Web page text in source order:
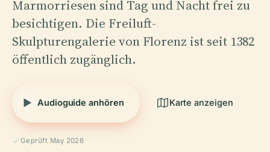
Marmorriesen sind Tag und Nacht frei zu
besichtigen. Die Freiluft-
Skulpturengalerie von Florenz ist seit 1382
öffentlich zugänglich.
Audioguide anhören Karte anzeigen
Geprüft May 2026